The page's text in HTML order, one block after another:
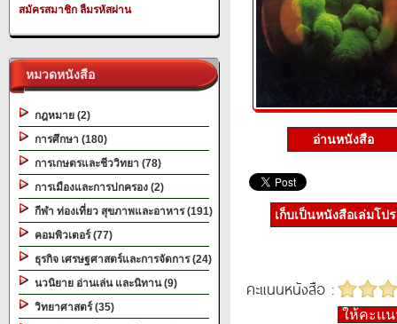
สมัครสมาชิก ลืมรหัสผ่าน
หมวดหนังสือ
กฎหมาย (2)
การศึกษา (180)
การเกษตรและชีววิทยา (78)
การเมืองและการปกครอง (2)
กีฬา ท่องเที่ยว สุขภาพและอาหาร (191)
คอมพิวเตอร์ (77)
ธุรกิจ เศรษฐศาสตร์และการจัดการ (24)
นวนิยาย อ่านเล่น และนิทาน (9)
วิทยาศาสตร์ (35)
อ่านหนังสือ
เก็บเป็นหนังสือเล่มโป
คะแนนหนังสือ :
ให้คะแ